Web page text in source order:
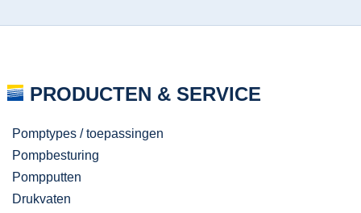
PRODUCTEN & SERVICE
Pomptypes / toepassingen
Pompbesturing
Pompputten
Drukvaten